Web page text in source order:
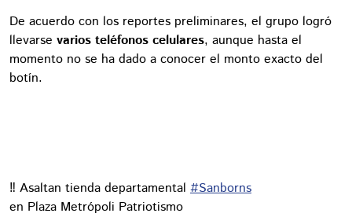
De acuerdo con los reportes preliminares, el grupo logró
llevarse varios teléfonos celulares, aunque hasta el
momento no se ha dado a conocer el monto exacto del
botín.
‼️ Asaltan tienda departamental #Sanborns
en Plaza Metrópoli Patriotismo